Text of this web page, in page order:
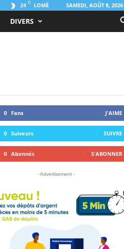
24 C LOMÉ SAMEDI, AOÛT 8, 2026
DIVERS
0 Fans J'AIME
0 Suiveurs SUIVRE
0 Abonnés S'ABONNER
- Advertisement -